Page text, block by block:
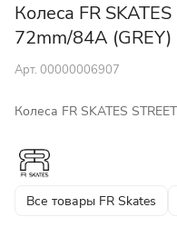
Колеса FR
72mm/84A (GREY)
Арт. 00000006907
Колеса FR SKATES
Все товары FR Skates